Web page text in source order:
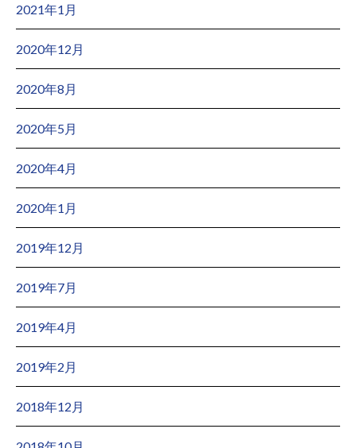
2021年1月
2020年12月
2020年8月
2020年5月
2020年4月
2020年1月
2019年12月
2019年7月
2019年4月
2019年2月
2018年12月